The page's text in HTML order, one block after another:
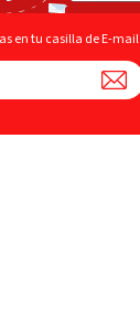
en tu casilla de E-mail